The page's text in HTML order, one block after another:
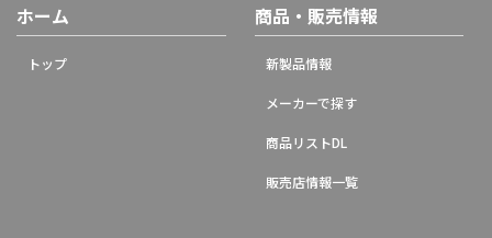
ホーム
トップ
商品・販売情報
新製品情報
メーカーで探す
商品リストDL
販売店情報一覧